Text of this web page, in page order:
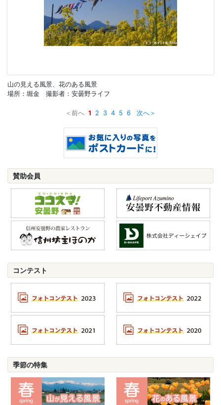
山の見える風景、花のある風景
場所：堀金 撮影者：安曇野ライフ
＜前へ 1 2 3 4 5 6 次へ＞
賛助会員
コンテスト
季節の特集